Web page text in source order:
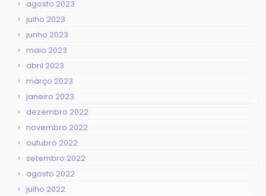
agosto 2023
julho 2023
junho 2023
maio 2023
abril 2023
março 2023
janeiro 2023
dezembro 2022
novembro 2022
outubro 2022
setembro 2022
agosto 2022
julho 2022